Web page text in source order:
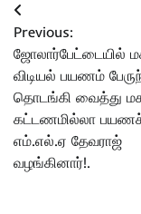
Post
navigation
Previous:
ஜோலார்பேட்டையில்
விடியல் பயணம்
தொடங்கி வைத்து
கட்டணமில்லா
எம்.எல்.ஏ தேவராஜ்
வழங்கினார்!.